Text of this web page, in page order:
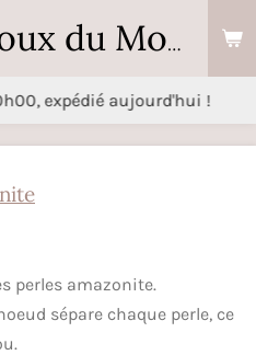
Les Bijoux du Moulin
expédié aujourd'hui !
perles amazonite.
sépare chaque perle, ce